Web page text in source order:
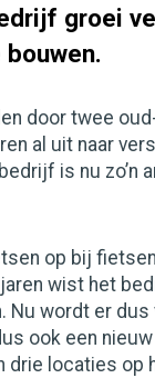
groei
door twee
al uit naar
is nu zo’n
op bij
wist het
Nu wordt er dus
ook een
drie locaties op